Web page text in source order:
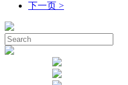
下一页 >